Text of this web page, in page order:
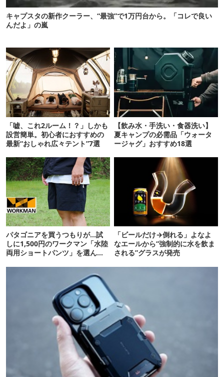
キャプスタの新作クーラー、“最強”で1万円台から。「コレで良い
んだよ」の嵐
「嘘、これ2ルーム！？」しかも
設営簡単。初心者におすすめの
最新“おしゃれ広々テント”7選
【飲み水・手洗い・食器洗い】
夏キャンプの必需品「ウォータ
ージャグ」おすすめ18選
パタゴニアを買うつもりが…試
しに1,500円のワークマン「水陸
両用ショートパンツ」を選んだ
「ビールだけ→倒れる」よなよ
なエールから“強制的に水を飲ま
される”グラスが発売